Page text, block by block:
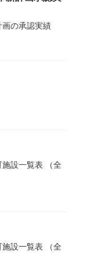
の承認実績
設一覧表 （全
設一覧表 （全